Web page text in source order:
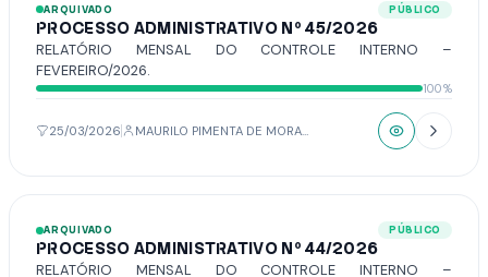
ARQUIVADO PÚBLICO
PROCESSO ADMINISTRATIVO Nº 45/2026
RELATÓRIO MENSAL DO CONTROLE INTERNO –
FEVEREIRO/2026.
100%
25/03/2026 MAURILO PIMENTA DE MORAIS
ARQUIVADO PÚBLICO
PROCESSO ADMINISTRATIVO Nº 44/2026
RELATÓRIO MENSAL DO CONTROLE INTERNO –